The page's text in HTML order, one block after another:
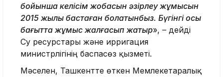
бойынша келісім жобасын әзірлеу жұмысын
2015 жылы бастаған болатынбыз. Бүгінгі осы
бағытта жұмыс жалғасып жатыр», – дейді
Су ресурстары және ирригация
министрлігінің баспасөз қызметі.
Мәселен, Ташкентте өткен Мемлекетаралық